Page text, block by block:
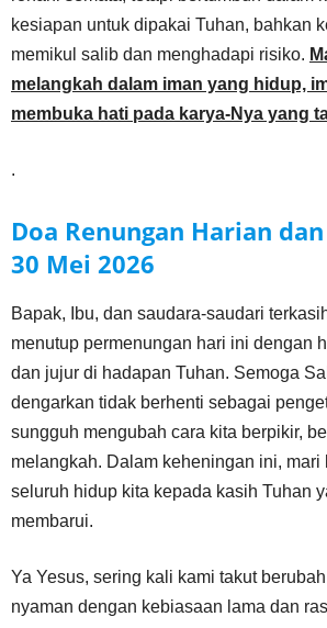
kesiapan untuk dipakai Tuhan, bahkan
memikul salib dan menghadapi risiko.
melangkah dalam iman yang hidup,
membuka hati pada karya-Nya yang
.
Doa Renungan Harian
30 Mei 2026
Bapak, Ibu, dan saudara-saudari
menutup permenungan hari ini dengan
dan jujur di hadapan Tuhan. Semoga
dengarkan tidak berhenti sebagai
sungguh mengubah cara kita berpikir,
melangkah. Dalam keheningan ini, mari
seluruh hidup kita kepada kasih Tuhan
membarui.
Ya Yesus, sering kali kami takut
nyaman dengan kebiasaan lama dan